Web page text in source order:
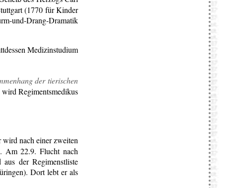
(1770 für Kinder
und-Drang-Dramatik
Medizinstudium
der tierischen
Regimentsmedikus
wird nach einer zweiten
Am 22.9. Flucht nach
der Regimenstliste
Dort lebt er als